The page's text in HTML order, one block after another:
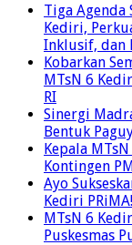
Tiga Agenda
Kediri,
Inklusif, dan
Kobarkan
MTsN 6
RI
Sinergi
Bentuk
Kepala
Kontingen
Ayo
Kediri PRiMA!
MTsN 6
Puskesmas